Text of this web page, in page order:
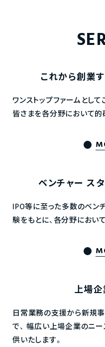
これから創業
ワンストップファームとし
皆さまを各分野において的
ベンチャー ス
IPO等に至った多数のベン
験をもとに、各分野におい
上場
日常業務の支援から新規
で、 幅広い上場企業のニ
供いたします。